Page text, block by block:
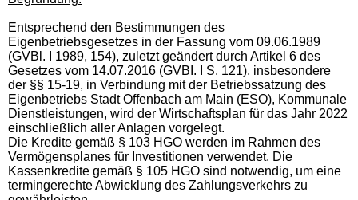
Entsprechend den Bestimmungen des
Eigenbetriebsgesetzes in der Fassung vom 09.06.1989
(GVBl. I 1989, 154), zuletzt geändert durch Artikel 6 des
Gesetzes vom 14.07.2016 (GVBI. I S. 121), insbesondere
der §§ 15-19, in Verbindung mit der Betriebssatzung des
Eigenbetriebs Stadt Offenbach am Main (ESO), Kommunale
Dienstleistungen, wird der Wirtschaftsplan für das Jahr 2022
einschließlich aller Anlagen vorgelegt.
Die Kredite gemäß § 103 HGO werden im Rahmen des
Vermögensplanes für Investitionen verwendet. Die
Kassenkredite gemäß § 105 HGO sind notwendig, um eine
termingerechte Abwicklung des Zahlungsverkehrs zu